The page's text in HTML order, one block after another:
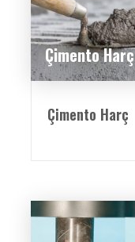
Çimento Harç
Çimento Harç